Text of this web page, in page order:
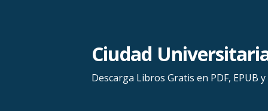
Ciudad
Descarga Libros Gratis en PDF, EPUB y